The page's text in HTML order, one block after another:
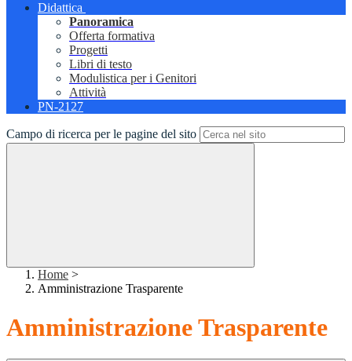
Didattica
Panoramica
Offerta formativa
Progetti
Libri di testo
Modulistica per i Genitori
Attività
PN-2127
Campo di ricerca per le pagine del sito
Home >
Amministrazione Trasparente
Amministrazione Trasparente